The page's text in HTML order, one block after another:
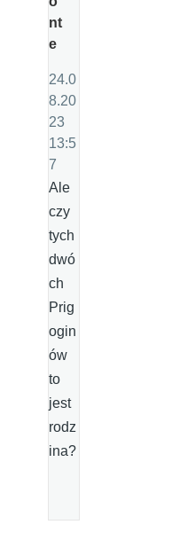
nt
e
24.0
8.20
23
13:5
7
Ale
czy
tych
dwó
ch
Prig
ogin
ów
to
jest
rodz
ina?